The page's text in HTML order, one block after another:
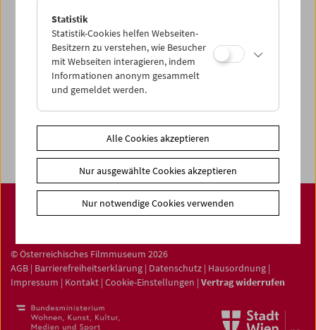
Filmsammlung
Film ONLINE
Filmbezogene Sammlung
Sammlungen ONLINE
Filmmuseum LAB
© Österreichisches Filmmuseum 2026
AGB | Barrierefreiheitserklärung | Datenschutz | Hausordnung |
Impressum | Kontakt | Cookie-Einstellungen | Vertrag widerrufen
Statistik
Statistik-Cookies helfen Webseiten-
Besitzern zu verstehen, wie Besucher
mit Webseiten interagieren, indem
Informationen anonym gesammelt
und gemeldet werden.
Alle Cookies akzeptieren
Nur ausgewählte Cookies akzeptieren
Nur notwendige Cookies verwenden